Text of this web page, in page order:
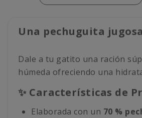
Una pechuguita
Dale a tu gatito una ración
húmeda ofreciendo una
✨ Características de
Elaborada con un 70 %